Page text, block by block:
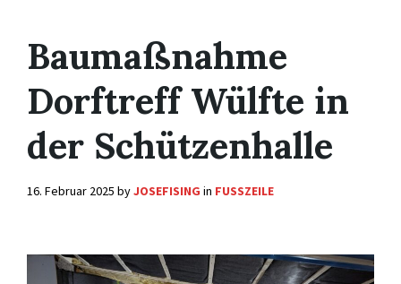
Baumaßnahme
Dorftreff Wülfte in
der Schützenhalle
16. Februar 2025 byJOSEFISING in FUSSZEILE